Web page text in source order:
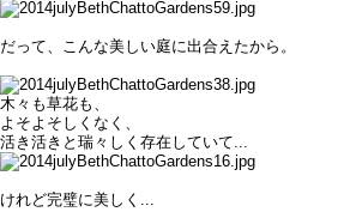
だって、こんな美しい庭に出合えたから。
木々も草花も、
よそよそしくなく、
活き活きと瑞々しく存在していて...
けれど完璧に美しく...